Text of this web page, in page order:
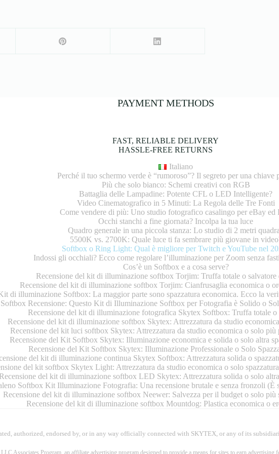
PAYMENT METHODS
FAST, RELIABLE DELIVERY
HASSLE-FREE RETURNS
Italiano
Perché il tuo schermo verde è “rumoroso”? Il segreto per una chiave
Più che solo bianco: Schemi creativi con RGB
Battaglia delle Lampadine: Potente CFL o LED Intelligente?
Video Cinematografico in 5 Minuti: La Regola delle Tre Fonti
Come vendere di più: Uno studio fotografico casalingo per eBay ed
Occhi stanchi a fine giornata? Incolpa la tua luce
Quadro generale in una piccola stanza: Lo studio di 2 metri
5500K vs. 2700K: Quale luce ti fa sembrare più giovane in
Softbox o Ring Light: Qual è migliore per Twitch e YouTube nel
Indossi gli occhiali? Ecco come regolare l’illuminazione per Zoom senza
Cos’è un Softbox e a cosa serve?
Recensione del kit di illuminazione softbox Torjim: Truffa totale o salvatore
Recensione del kit di illuminazione softbox Torjim: Cianfrusaglia economica o
di illuminazione Softbox: La maggior parte sono spazzatura economica. Ecco la
Recensione: Questo Kit di Illuminazione Softbox per Fotografia è Solido o
Recensione del kit di illuminazione fotografica Skytex Softbox: Truffa totale o
Recensione del kit di illuminazione softbox Skytex: Attrezzatura da studio
Recensione del kit luci softbox Skytex: Attrezzatura da studio economica o solo più
Recensione del Kit Softbox Skytex: Illuminazione economica e solida o solo altra
Recensione del Kit Softbox Skytex: Illuminazione Professionale o Solo
del kit di illuminazione continua Skytex Softbox: Attrezzatura solida o
del kit softbox Skytex Light: Attrezzatura da studio economica o solo
Recensione del kit di illuminazione softbox LED Skytex: Attrezzatura solida o solo
Softbox Kit Illuminazione Fotografia: Una recensione brutale e senza fronzoli (È
Recensione del kit di illuminazione softbox Neewer: Salvezza per il budget o solo più
Recensione del kit di illuminazione softbox Mountdog: Plastica economica o
authorized, endorsed by, or in any way officially connected with SKYTEX, or any of its
Associates Program, an affiliate advertising program designed to provide a means for sites to earn advertising